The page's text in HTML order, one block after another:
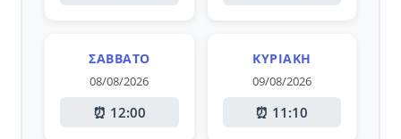
ΣΆΒΒΑΤΟ
08/08/2026
⏰ 12:00
ΚΥΡΙΑΚΉ
09/08/2026
⏰ 11:10